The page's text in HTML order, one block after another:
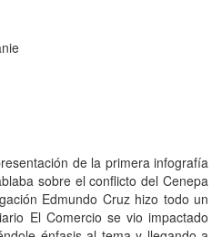
de la primera infografía
sobre el conflicto del Cenepa
Edmundo Cruz hizo todo un
El Comercio se vio impactado